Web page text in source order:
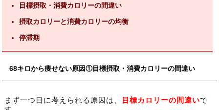
目標摂取・消費カロリーの間違い
摂取カロリーと消費カロリーの均衡
停滞期
68キロから痩せない原因①目標摂取・消費カロリーの間違い
まず一つ目に考えられる原因は、 目標カロリーの間違いで